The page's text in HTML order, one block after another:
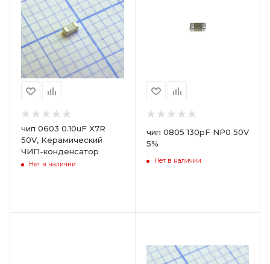
чип 0603 0.10uF X7R
50V, Керамический
ЧИП-конденсатор
Нет в наличии
чип 0805 130pF NP0 50V
5%
Нет в наличии